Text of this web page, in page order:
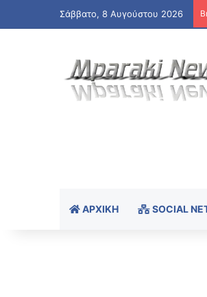
Σάββατο, 8 Αυγούστου 2026
ΑΡΧΙΚΉ SOCIAL